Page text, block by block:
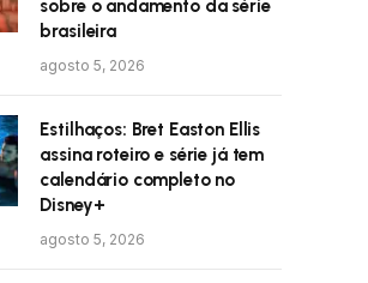
sobre o andamento da série
brasileira
agosto 5, 2026
Estilhaços: Bret Easton Ellis
assina roteiro e série já tem
calendário completo no
Disney+
agosto 5, 2026